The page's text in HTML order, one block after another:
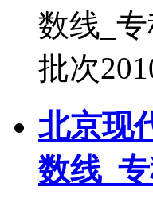
数线_
批次
北京现
数线_